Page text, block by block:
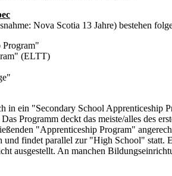
Nova Scotia 13 Jahre) bestehen
Program"
(ELTT)
in ein "Secondary School
Programm deckt das meiste/alles des
"Apprenticeship Program"
und findet parallel zur "High School"
ausgestellt. An manchen